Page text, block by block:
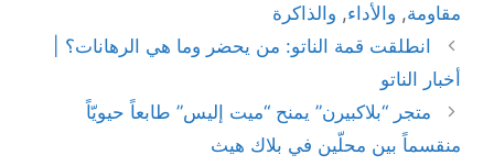
مقاومة, والأداء, والذاكرة
انطلقت قمة الناتو: من يحضر وما هي الرهانات؟ |
أخبار الناتو
متجر “بلاكبيرن” يمنح “ميت إليس” طابعاً حيويّاً
منقسماً بين محلّين في بلاك هيث